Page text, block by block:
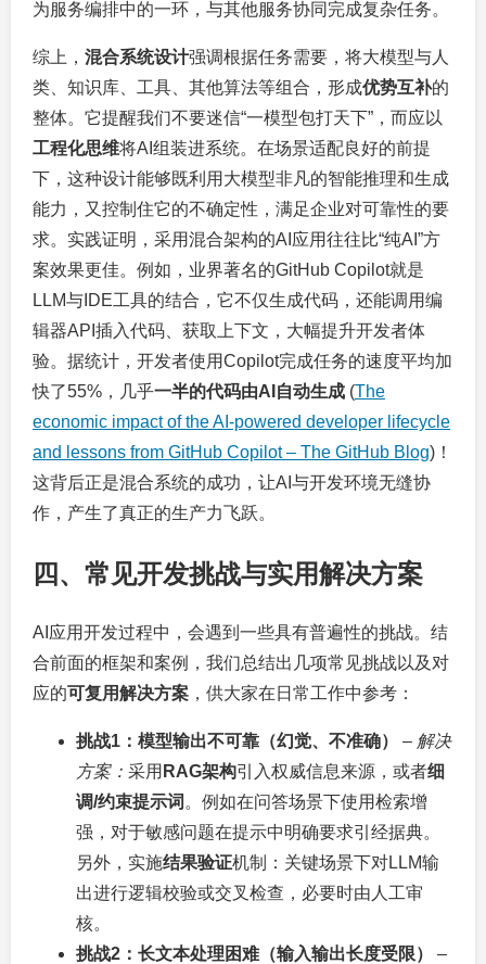
为服务编排中的一环，与其他服务协同完成复杂任务。
综上， 混合系统设计强调根据任务需要，将大模型与人
类、知识库、工具、其他算法等组合，形成优势互补的
整体。它提醒我们不要迷信“一模型包打天下”，而应以
工程化思维将AI组装进系统。在场景适配良好的前提
下，这种设计能够既利用大模型非凡的智能推理和生成
能力，又控制住它的不确定性，满足企业对可靠性的要
求。实践证明，采用混合架构的AI应用往往比“纯AI”方
案效果更佳。例如，业界著名的GitHub Copilot就是
LLM与IDE工具的结合，它不仅生成代码，还能调用编
辑器API插入代码、获取上下文，大幅提升开发者体
验。据统计，开发者使用Copilot完成任务的速度平均加
快了55%，几乎一半的代码由AI自动生成 (The
economic impact of the AI-powered developer lifecycle
and lessons from GitHub Copilot – The GitHub Blog)！
这背后正是混合系统的成功，让AI与开发环境无缝协
作，产生了真正的生产力飞跃。
四、常见开发挑战与实用解决方案
AI应用开发过程中，会遇到一些具有普遍性的挑战。结
合前面的框架和案例，我们总结出几项常见挑战以及对
应的可复用解决方案 ，供大家在日常工作中参考：
挑战1：模型输出不可靠（幻觉、不准确） – 解决
方案： 采用 RAG架构引入权威信息来源，或者细
调/约束提示词 。例如在问答场景下使用检索增
强，对于敏感问题在提示中明确要求引经据典。
另外，实施结果验证机制：关键场景下对LLM输
出进行逻辑校验或交叉检查，必要时由人工审
核。
挑战2：长文本处理困难（输入输出长度受限）
–